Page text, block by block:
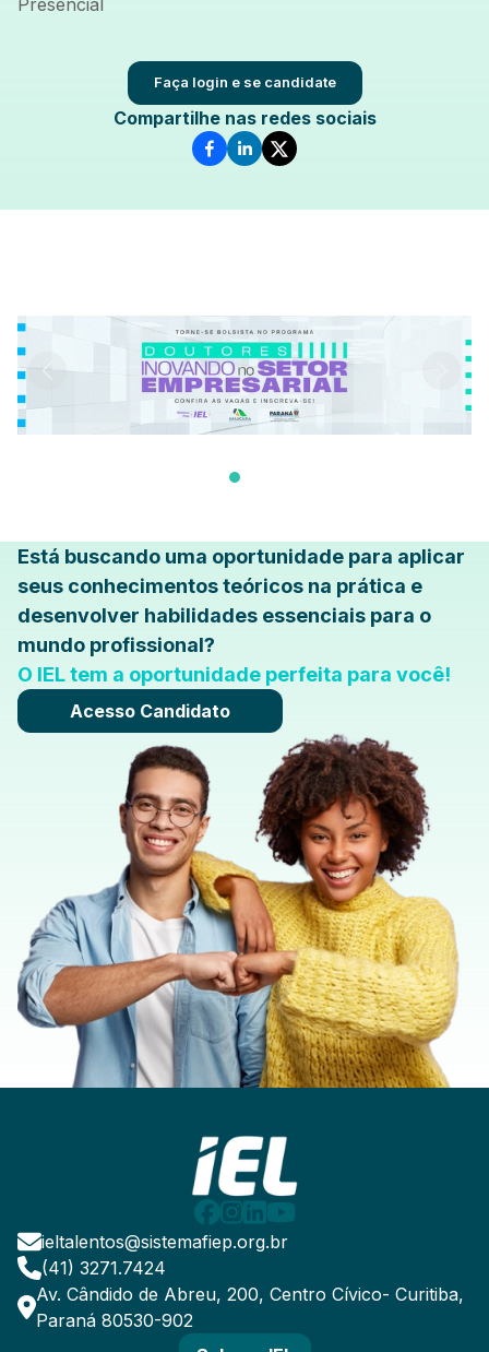
Faça login e se candidate
Compartilhe nas redes sociais
Está buscando uma oportunidade para aplicar
seus conhecimentos teóricos na prática e
desenvolver habilidades essenciais para o
mundo profissional?
O IEL tem a oportunidade perfeita para você!
Acesso Candidato
ieltalentos@sistemafiep.org.br
(41) 3271.7424
Av. Cândido de Abreu, 200, Centro Cívico- Curitiba,
Paraná 80530-902